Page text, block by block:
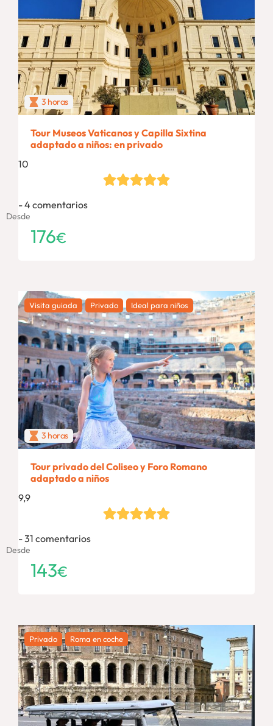
3 horas
Tour Museos Vaticanos y Capilla Sixtina
adaptado a niños: en privado
10
4 comentarios
Desde
176€
Visita guiada Privado Ideal para niños
3 horas
Tour privado del Coliseo y Foro Romano
adaptado a niños
9,9
31 comentarios
Desde
143€
Privado Roma en coche